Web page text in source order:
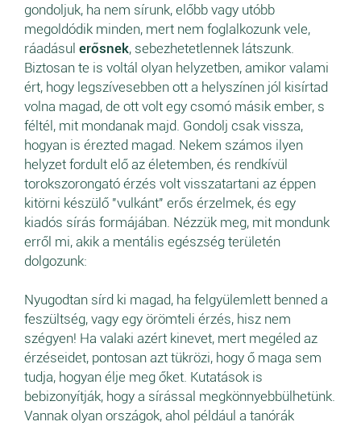
gondoljuk, ha nem sírunk, előbb vagy utóbb
megoldódik minden, mert nem foglalkozunk vele,
ráadásul erősnek, sebezhetetlennek látszunk.
Biztosan te is voltál olyan helyzetben, amikor valami
ért, hogy legszívesebben ott a helyszínen jól kisírtad
volna magad, de ott volt egy csomó másik ember, s
féltél, mit mondanak majd. Gondolj csak vissza,
hogyan is érezted magad. Nekem számos ilyen
helyzet fordult elő az életemben, és rendkívül
torokszorongató érzés volt visszatartani az éppen
kitörni készülő "vulkánt" erős érzelmek, és egy
kiadós sírás formájában. Nézzük meg, mit mondunk
erről mi, akik a mentális egészség területén
dolgozunk:
Nyugodtan sírd ki magad, ha felgyülemlett benned a
feszültség, vagy egy örömteli érzés, hisz nem
szégyen! Ha valaki azért kinevet, mert megéled az
érzéseidet, pontosan azt tükrözi, hogy ő maga sem
tudja, hogyan élje meg őket. Kutatások is
bebizonyítják, hogy a sírással megkönnyebbülhetünk.
Vannak olyan országok, ahol például a tanórák